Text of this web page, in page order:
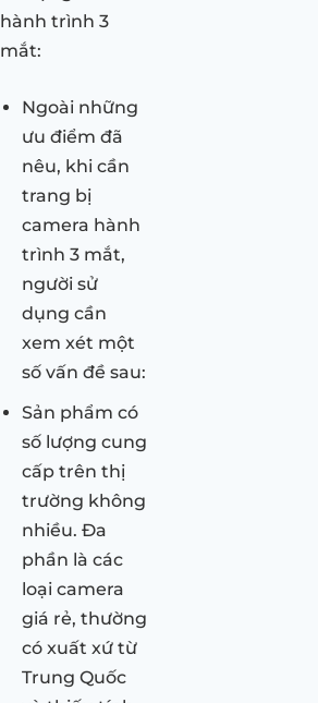
hành trình 3
mắt:
Ngoài những
ưu điểm đã
nêu, khi cần
trang bị
camera hành
trình 3 mắt,
người sử
dụng cần
xem xét một
số vấn đề sau:
Sản phẩm có
số lượng cung
cấp trên thị
trường không
nhiều. Đa
phần là các
loại camera
giá rẻ, thường
có xuất xứ từ
Trung Quốc